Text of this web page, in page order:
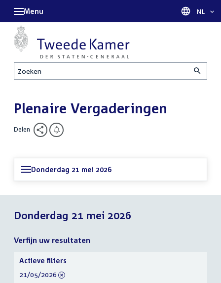
Zoeken
Menu Taal
NL
Plenaire Vergaderingen
Delen
Donderdag 21 mei 2026
Donderdag 21 mei 2026
Verfijn uw resultaten
Verfijn
uw
resultaten
Actieve filters
verwijder
21/05/2026